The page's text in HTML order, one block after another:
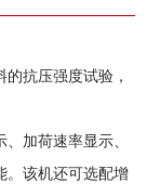
抗压强度试验，
加荷速率显示、
。该机还可选配增